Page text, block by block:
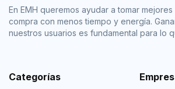
En EMH queremos ayudar a tomar
compra con menos tiempo y energía.
nuestros usuarios es fundamental para lo
Categorías